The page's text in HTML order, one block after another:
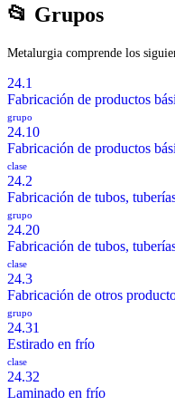
📂 Grupos
Metalurgia comprende los
24.1
Fabricación de productos
grupo
24.10
Fabricación de productos
clase
24.2
Fabricación de tubos,
grupo
24.20
Fabricación de tubos,
clase
24.3
Fabricación de otros
grupo
24.31
Estirado en frío
clase
24.32
Laminado en frío